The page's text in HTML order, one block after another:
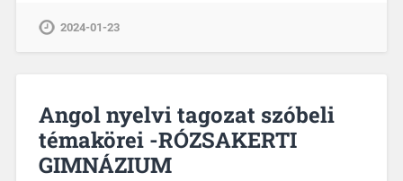
2024-01-23
Angol nyelvi tagozat szóbeli
témakörei -RÓZSAKERTI
GIMNÁZIUM